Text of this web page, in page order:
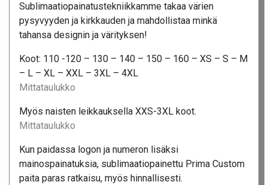
Sublimaatiopainatustekniikkamme takaa värien
pysyvyyden ja kirkkauden ja mahdollistaa minkä
tahansa designin ja värityksen!
Koot: 110 -120 – 130 – 140 – 150 – 160 – XS – S – M
– L – XL – XXL – 3XL – 4XL
Mittataulukko
Myös naisten leikkauksella XXS-3XL koot.
Mittataulukko
Kun paidassa logon ja numeron lisäksi
mainospainatuksia, sublimaatiopainettu Prima Custom
paita paras ratkaisu, myös hinnallisesti.